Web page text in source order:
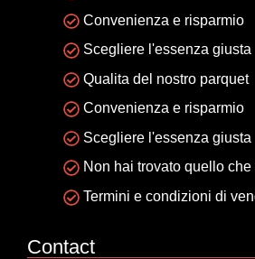
Convenienza e risparmio
Scegliere l'essenza giusta
Qualita del nostro parquet
Convenienza e risparmio
Scegliere l'essenza giusta
Non hai trovato quello che
Termini e condizioni di
Contact